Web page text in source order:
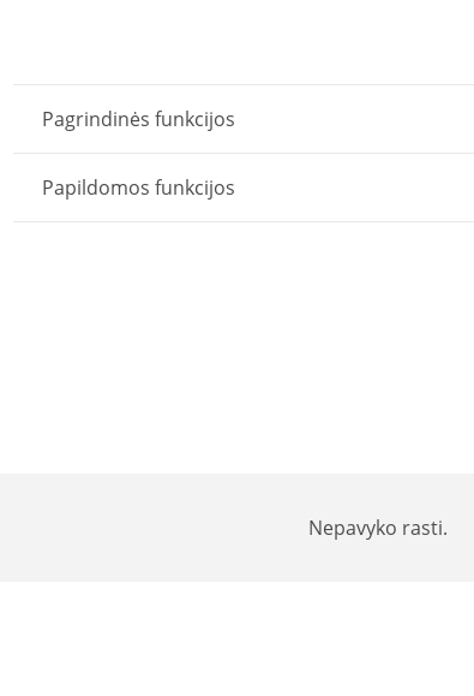
Pagrindinės funkcijos
Papildomos funkcijos
Nepavyko rasti.